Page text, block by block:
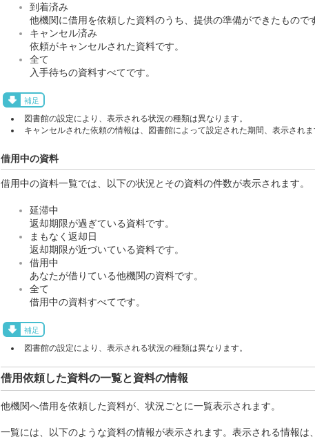
到着済み
他機関に借用を依頼した資料のうち、提供の準備ができたもので
キャンセル済み
依頼がキャンセルされた資料です。
全て
入手待ちの資料すべてです。
補足
図書館の設定により、表示される状況の種類は異なります。
キャンセルされた依頼の情報は、図書館によって設定された期間、表示され
借用中の資料
借用中の資料一覧では、以下の状況とその資料の件数が表示されます。
延滞中
返却期限が過ぎている資料です。
まもなく返却日
返却期限が近づいている資料です。
借用中
あなたが借りている他機関の資料です。
全て
借用中の資料すべてです。
補足
図書館の設定により、表示される状況の種類は異なります。
借用依頼した資料の一覧と資料の情報
他機関へ借用を依頼した資料が、状況ごとに一覧表示されます。
一覧には、以下のような資料の情報が表示されます。表示される情報